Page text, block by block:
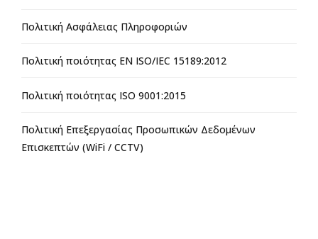
Πολιτική Ασφάλειας Πληροφοριών
Πολιτική ποιότητας EN ISO/IEC 15189:2012
Πολιτική ποιότητας ISO 9001:2015
Πολιτική Επεξεργασίας Προσωπικών Δεδομένων
Επισκεπτών (WiFi / CCTV)